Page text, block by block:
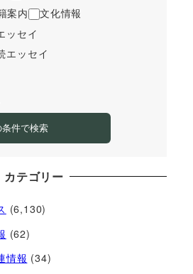
案内
文化情報
ッセイ
エッセイ
条件で検索
カテゴリー
(6,130)
(62)
情報 (34)